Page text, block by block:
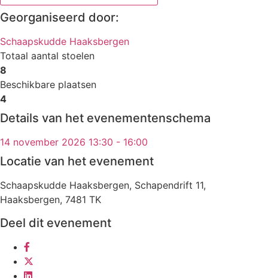
Georganiseerd door:
Schaapskudde Haaksbergen
Totaal aantal stoelen
8
Beschikbare plaatsen
4
Details van het evenementenschema
14 november 2026 13:30 - 16:00
Locatie van het evenement
Schaapskudde Haaksbergen, Schapendrift 11,
Haaksbergen, 7481 TK
Deel dit evenement